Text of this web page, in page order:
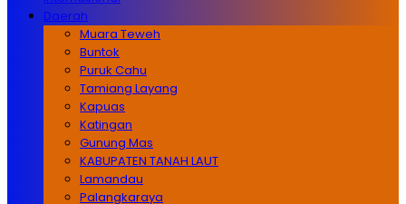
Daerah
Muara Teweh
Buntok
Puruk Cahu
Tamiang Layang
Kapuas
Katingan
Gunung Mas
KABUPATEN TANAH LAUT
Lamandau
Palangkaraya